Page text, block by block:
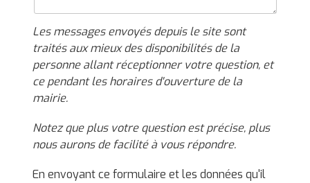
Les messages envoyés depuis le site sont
traités aux mieux des disponibilités de la
personne allant réceptionner votre question, et
ce pendant les horaires d'ouverture de la
mairie.
Notez que plus votre question est précise, plus
nous aurons de facilité à vous répondre.
En envoyant ce formulaire et les données qu'il